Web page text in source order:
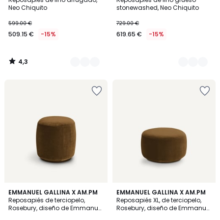
Neo Chiquito
599.00 €
509.15 € -15%
Colores
4,3
/
stonewashed, Neo Chiquito
729.00 €
619.65 € -15%
Colores
EMMANUEL GALLINA X AM.PM
Reposapiés de terciopelo,
Rosebury, diseño de Emmanuel
4
/
5
9
Colores
EMMANUEL GALLINA X AM.PM
Reposapiés XL, de terciopelo,
Rosebury, diseño de Emmanuel
4,5
/ 5
9
Colores